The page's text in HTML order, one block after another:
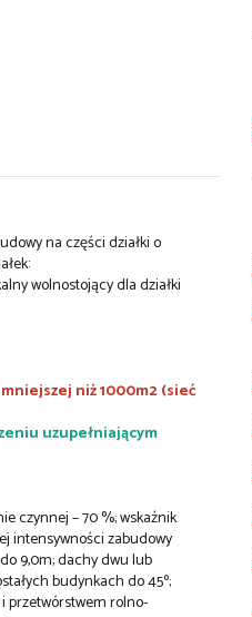
na części działki o
wolnostojący dla działki
niż 1000m2 (sieć
uzupełniającym
czynnej – 70 %; wskaźnik
intensywności zabudowy
9,0m; dachy dwu lub
budynkach do 45º;
przetwórstwem rolno-